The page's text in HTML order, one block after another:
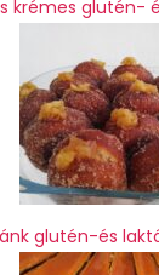
krémes glutén-
glutén-és